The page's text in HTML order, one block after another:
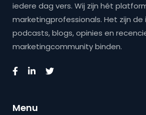
iedere dag vers. Wij zijn hét
marketingprofessionals. Het zijn de
podcasts, blogs, opinies en
marketingcommunity binden.
Menu